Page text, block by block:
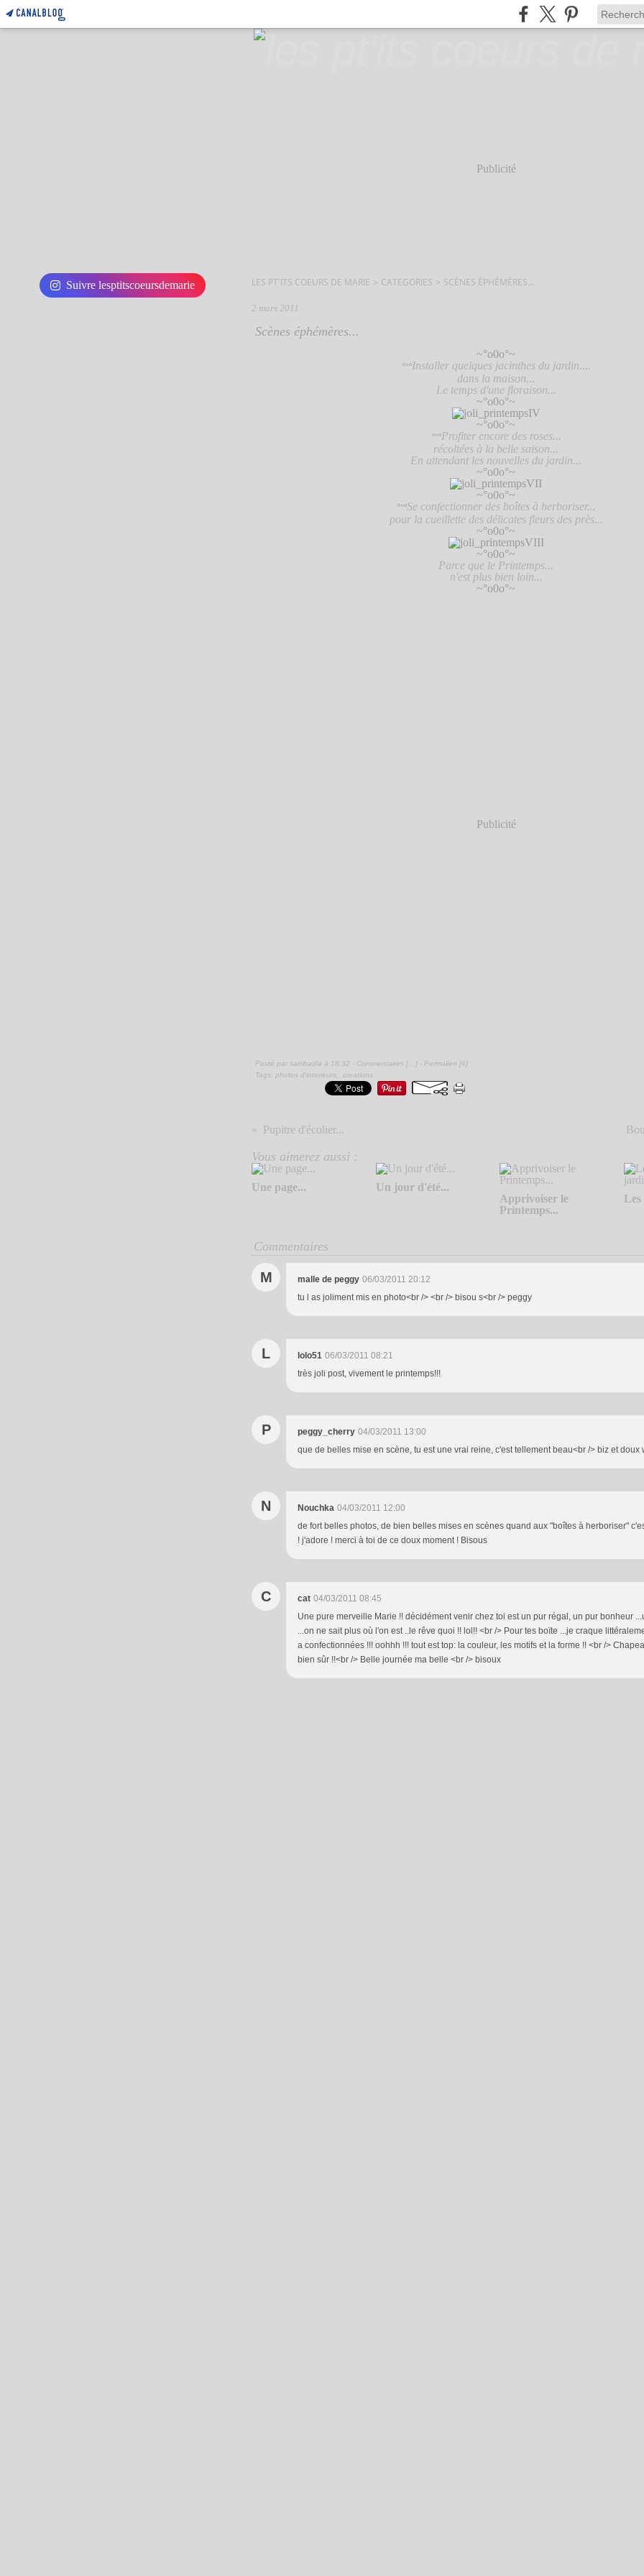
Publicité
Suivre lesptitscoeursdemarie LES PT'ITS COEURS DE MARIE > CATEGORIES > SCÈNES ÉPHÉMÈRES...
2 mars 2011
Scènes éphémères...
~°o0o°~
°°°Installer quelques jacinthes du jardin....
dans la maison...
Le temps d'une floraison...
~°o0o°~
~°o0o°~
°°°Profiter encore des roses...
récoltées à la belle saison...
En attendant les nouvelles du jardin...
~°o0o°~
~°o0o°~
°°°Se confectionner des boîtes à herboriser...
pour la cueillette des délicates fleurs des près...
~°o0o°~
~°o0o°~
Parce que le Printemps...
n'est plus bien loin...
~°o0o°~
Publicité
Posté par sambadia à 18:32 - Commentaires [ ] - Permalien [#]
Tags: photos d'interieurs creations
Pupitre d'écolier...
Vous aimerez aussi :
Une page...
Un jour d'été...
Apprivoiser le
Printemps...
Commentaires
M malle de peggy 06/03/2011 20:12
tu l as joliment mis en photo<br /> <br /> bisou s<br /> peggy
L lolo51 06/03/2011 08:21
très joli post, vivement le printemps!!!
P peggy_cherry 04/03/2011 13:00
que de belles mise en scène, tu est une vrai reine, c'est tellement beau<br /> biz et doux
N Nouchka 04/03/2011 12:00
de fort belles photos, de bien belles mises en scènes quand aux "boîtes à herboriser"
! j'adore ! merci à toi de ce doux moment ! Bisous
C cat 04/03/2011 08:45
Une pure merveille Marie !! décidément venir chez toi est un pur régal, un pur bonheur
...on ne sait plus où l'on est ..le rêve quoi !! lol!! <br /> Pour tes boïte ...je craque
a confectionnées !!! oohhh !!! tout est top: la couleur, les motifs et la forme !! <br />
bien sûr !!<br /> Belle journée ma belle <br /> bisoux